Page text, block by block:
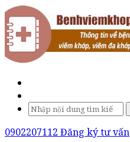
0902207112 Đăng ký tư vấn